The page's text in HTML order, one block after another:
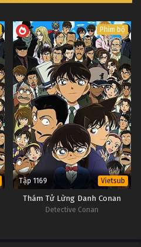
Phim bộ
Tập 1169 Vietsub
Thám Tử Lừng Danh Conan
Detective Conan